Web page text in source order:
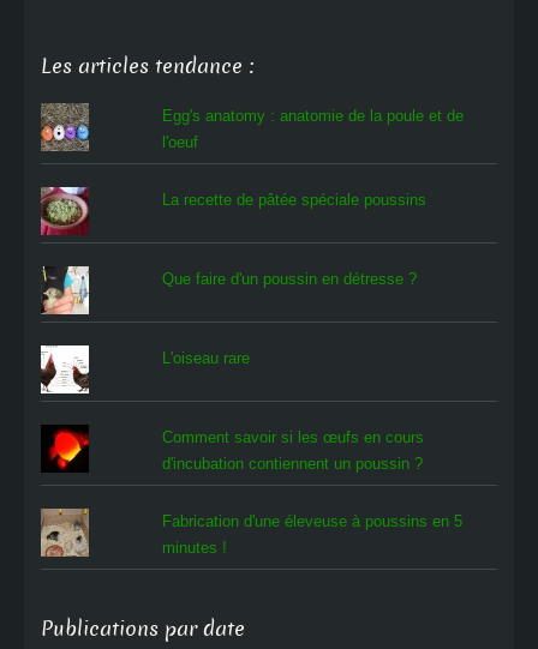
Les articles tendance :
Egg's anatomy : anatomie de la poule et de
l'oeuf
La recette de pâtée spéciale poussins
Que faire d'un poussin en détresse ?
L'oiseau rare
Comment savoir si les œufs en cours
d'incubation contiennent un poussin ?
Fabrication d'une éleveuse à poussins en 5
minutes !
Publications par date